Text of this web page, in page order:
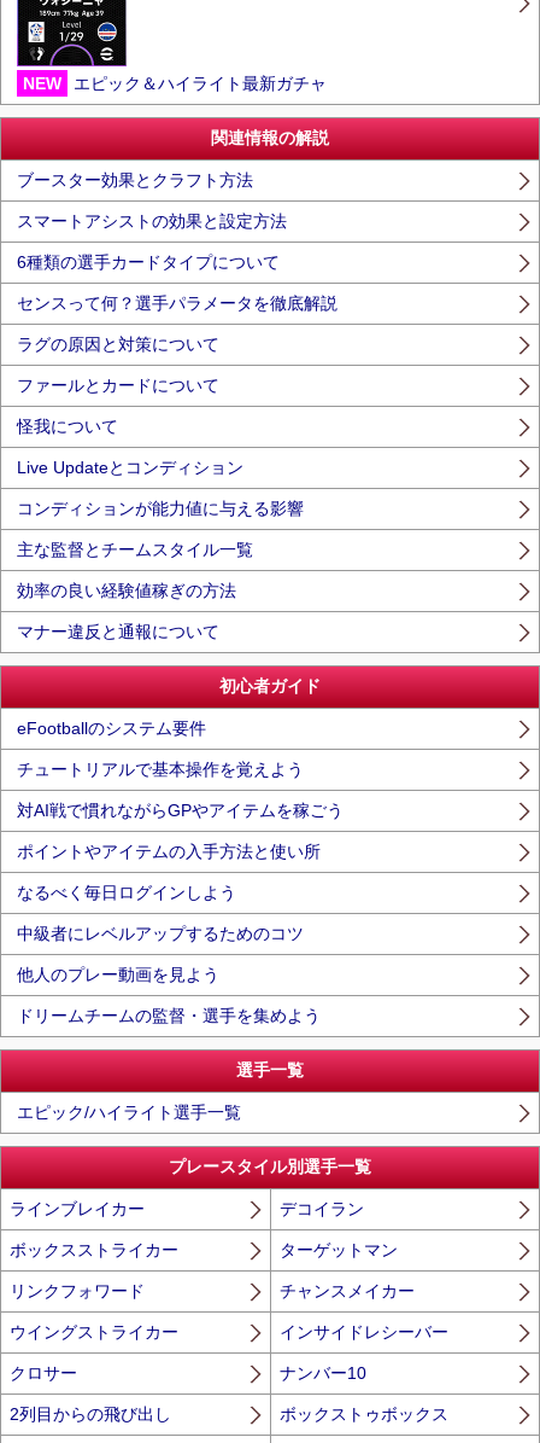
NEW エピック＆ハイライト最新ガチャ
関連情報の解説
ブースター効果とクラフト方法
スマートアシストの効果と設定方法
6種類の選手カードタイプについて
センスって何？選手パラメータを徹底解説
ラグの原因と対策について
ファールとカードについて
怪我について
Live Updateとコンディション
コンディションが能力値に与える影響
主な監督とチームスタイル一覧
効率の良い経験値稼ぎの方法
マナー違反と通報について
初心者ガイド
eFootballのシステム要件
チュートリアルで基本操作を覚えよう
対AI戦で慣れながらGPやアイテムを稼ごう
ポイントやアイテムの入手方法と使い所
なるべく毎日ログインしよう
中級者にレベルアップするためのコツ
他人のプレー動画を見よう
ドリームチームの監督・選手を集めよう
選手一覧
エピック/ハイライト選手一覧
プレースタイル別選手一覧
ラインブレイカー デコイラン
ボックスストライカー ターゲットマン
リンクフォワード チャンスメイカー
ウイングストライカー インサイドレシーバー
クロサー ナンバー10
2列目からの飛び出し ボックストゥボックス